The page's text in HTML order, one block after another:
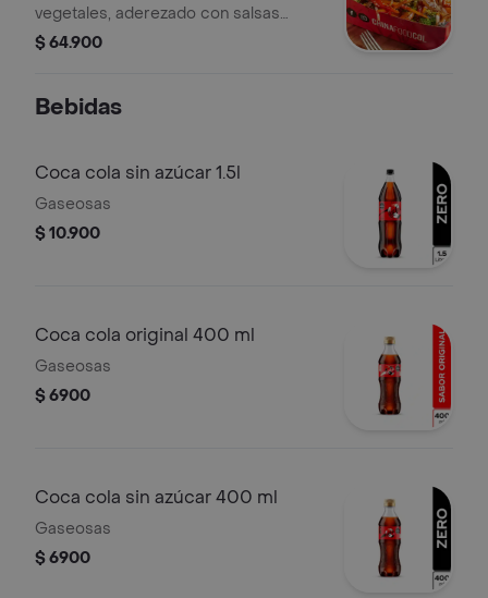
vegetales, aderezado con salsas
chinas.
$ 64.900
Bebidas
Coca cola sin azúcar 1.5l
Gaseosas
$ 10.900
Coca cola original 400 ml
Gaseosas
$ 6900
Coca cola sin azúcar 400 ml
Gaseosas
$ 6900